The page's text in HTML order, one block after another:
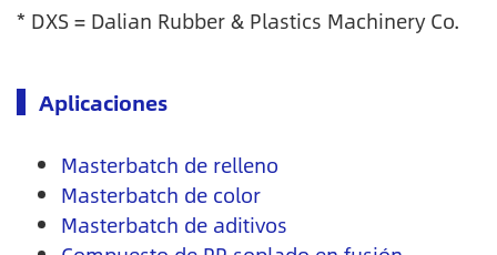
* DXS = Dalian Rubber & Plastics Machinery Co.
Aplicaciones
Masterbatch de relleno
Masterbatch de color
Masterbatch de aditivos